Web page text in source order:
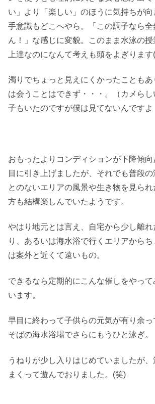
い」より「楽しい」のほうに気持ちが
手意識もどこへやら。「この調子なら全
ん！」な感じに変貌。このまま水泳の
上達なのになんて考えも頭をよぎります
濁りでちょっと見えにくかったことも
は会うことはできず・・・。（カメらし
子もいたのですが僕は見てないんですよ
おもったよりコンディションが下降傾
目に引き上げましたが、それでも普段の
とのないエリアの風景や生き物を見ら
方も結構楽しんでいたようです。
やはり地元とは言え、自宅から少し離れ
り、あるいは海水浴で行くエリアから
は案外と近くて遠いもの。
できるなら定期的にこんな催しをやっ
います。
早目に終わって子供らの元気が有り余
そばの海水浴場でさらにもうひと泳ぎ。
うねりが少し入りはじめていましたが、
まくって遊んでおりました。(笑)